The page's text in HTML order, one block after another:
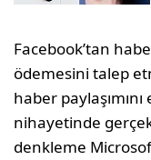
Facebook’tan
ödemesini talep
haber
nihayetinde
denkleme